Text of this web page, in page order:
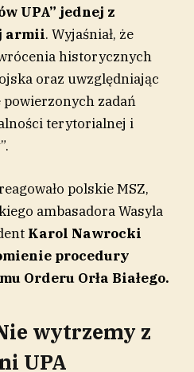
UPA” jednej z
armii. Wyjaśniał, że
historycznych
oraz uwzględniając
zadań
terytorialnej i
polskie MSZ,
ambasadora Wasyla
Karol Nawrocki
procedury
Orderu Orła Białego.
wytrzemy z
UPA